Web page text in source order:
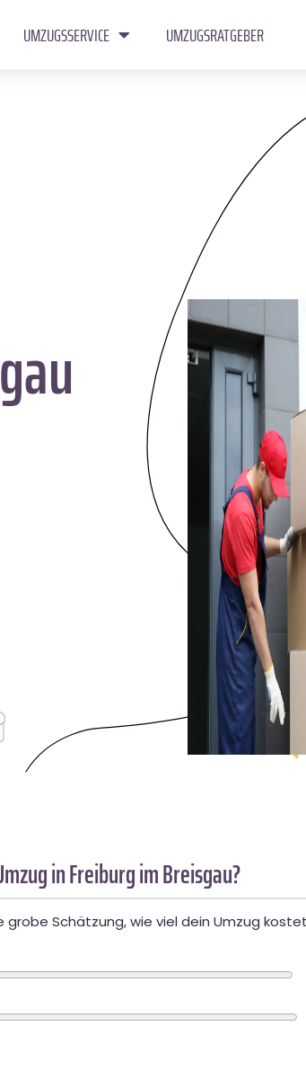
UMZUGSSERVICE UMZUGSRATGEBER
in Freiburg im Breisgau?
Schätzung, wie viel dein Umzug